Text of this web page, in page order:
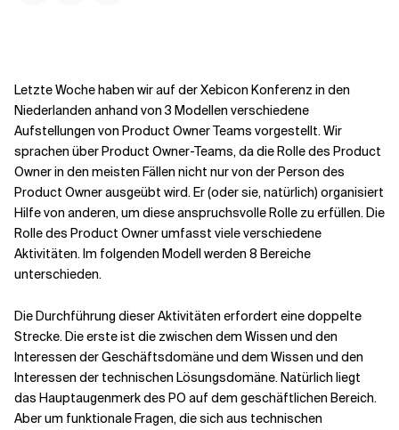
Letzte Woche haben wir auf der Xebicon Konferenz in den
Niederlanden anhand von 3 Modellen verschiedene
Aufstellungen von Product Owner Teams vorgestellt. Wir
sprachen über Product Owner-Teams, da die Rolle des Product
Owner in den meisten Fällen nicht nur von der Person des
Product Owner ausgeübt wird. Er (oder sie, natürlich) organisiert
Hilfe von anderen, um diese anspruchsvolle Rolle zu erfüllen.Die
Rolle des Product Owner umfasst viele verschiedene
Aktivitäten. Im folgenden Modell werden 8 Bereiche
unterschieden.
Die Durchführung dieser Aktivitäten erfordert eine doppelte
Strecke. Die erste ist die zwischen dem Wissen und den
Interessen der Geschäftsdomäne und dem Wissen und den
Interessen der technischen Lösungsdomäne. Natürlich liegt
das Hauptaugenmerk des PO auf dem geschäftlichen Bereich.
Aber um funktionale Fragen, die sich aus technischen